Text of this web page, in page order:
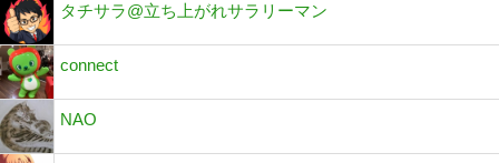
タチサラ@立ち上がれサラリーマン
connect
NAO